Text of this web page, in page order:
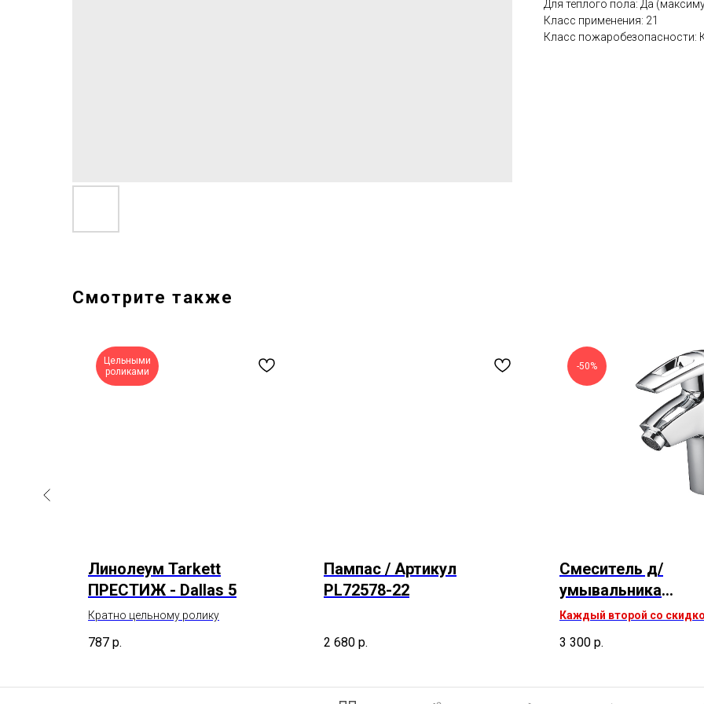
Для теплого пола: Да
Класс применения: 21
Класс пожаробезопасности:
Смотрите также
Цельными
роликами
Линолеум Tarkett
ПРЕСТИЖ - Dallas 5
Кратно цельному ролику
787 р.
Пампас / Артикул
PL72578-22
2 680 р.
-50%
Смеситель д/
умывальника
монолитный,
шпилька
Каждый второй со
3 300 р.